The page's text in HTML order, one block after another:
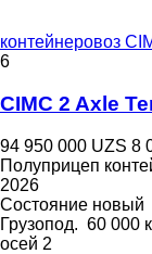
контейнеровоз
6
CIMC 2 Axle
94 950 000 UZS 8
Полуприцеп
2026
Состояние новый
Грузопод. 60 000
осей 2